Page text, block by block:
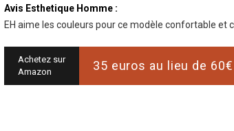
Avis Esthetique Homme :
EH aime les couleurs pour ce modèle confortable et
Achetez sur
Amazon
35 euros au lieu de 60€